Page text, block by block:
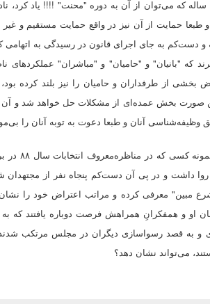
که می‌توان از آن به دوره "محنت" !!!! یاد کرد،
طبعا حمایت از آن نیز در واقع حمایت مستقیم و
دست‌کم به جای اجرای قانون در رسیدگی به اتهامی
که "بانیان" و "حامیان" و "مباشران"
بخشی از طرفداران و حامیان را نیز بلند کرده بود،
این صورت بخش عمده‌ای از مشکلات حل خواهد شد و آن
وظیفه‌شناسی آنان و طبعا دعوت به توبه آنان را
این
داشت و در پی آن دست‌کم پنجاه نفر از
مبین" معرفی کرده و مراتب اعتراض خود را
و همفکرانِ همراهش فرصت دوباره یافتند که به
و به قصد رسوا‌سازی دیگران در مجلس مرتکب
می‌تواند نشان دهد؟